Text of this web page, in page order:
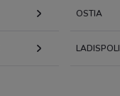
OSTIA
LADISPOLI